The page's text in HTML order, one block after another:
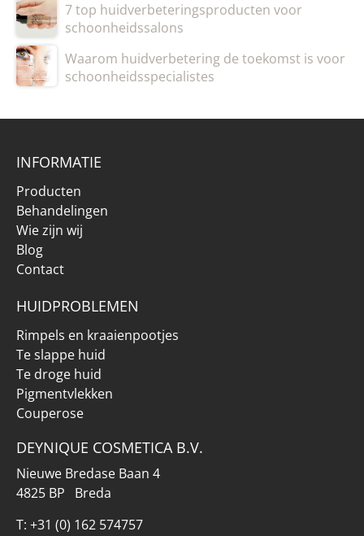
7 top huidverbeteringsproducten voor
schoonheidssalons
Waarom huidverbetering de toekomst is voor
schoonheidsspecialistes
INFORMATIE
Producten
Behandelingen
Wie zijn wij
Blog
Contact
HUIDPROBLEMEN
Rimpels en kraaienpootjes
Te slappe huid
Te droge huid
Pigmentvlekken
Couperose
DEYNIQUE COSMETICA B.V.
Nieuwe Bredase Baan 4
4825 BP Breda
T: +31 (0) 162 574757